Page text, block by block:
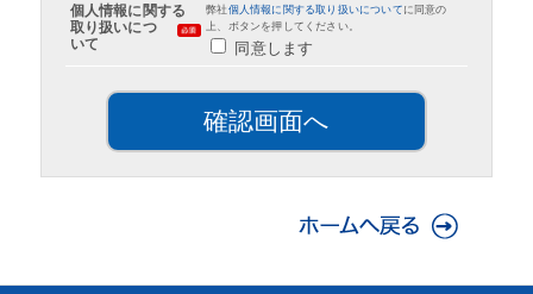
個人情報に関する
取り扱いにつ
いて
弊社 個人情報に関する取り扱いについて に同意の
上、ボタンを押してください。
同意します